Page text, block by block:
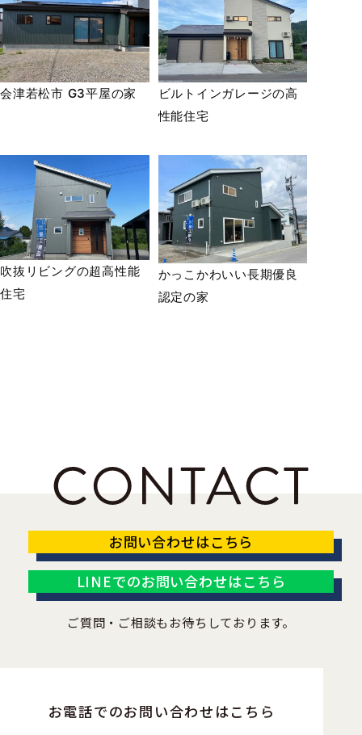
会津若松市 G3平屋の家
ビルトインガレージの高
性能住宅
吹抜リビングの超高性能
住宅
かっこかわいい長期優良
認定の家
お問い合わせはこちら
LINEでのお問い合わせはこちら
ご質問・ご相談もお待ちしております。
お電話でのお問い合わせはこちら